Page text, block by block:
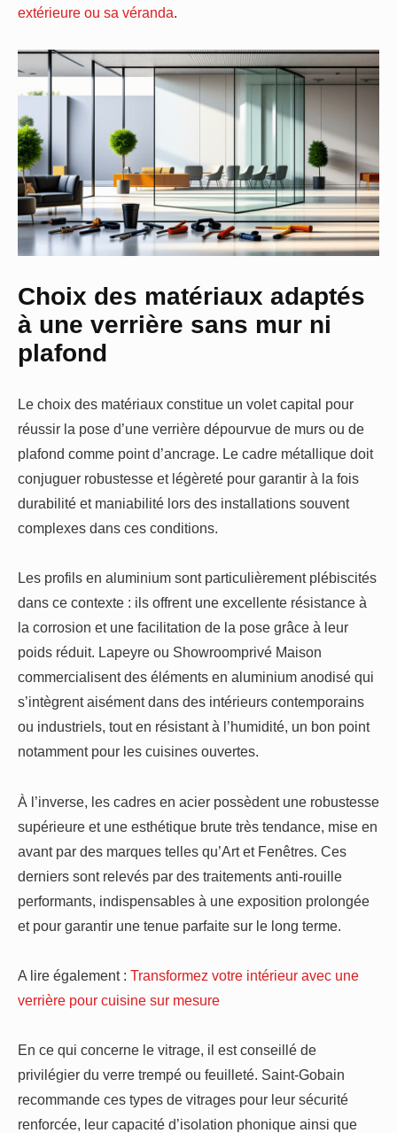
extérieure ou sa véranda.
Choix des matériaux adaptés
à une verrière sans mur ni
plafond
Le choix des matériaux constitue un volet capital pour
réussir la pose d’une verrière dépourvue de murs ou de
plafond comme point d’ancrage. Le cadre métallique doit
conjuguer robustesse et légèreté pour garantir à la fois
durabilité et maniabilité lors des installations souvent
complexes dans ces conditions.
Les profils en aluminium sont particulièrement plébiscités
dans ce contexte : ils offrent une excellente résistance à
la corrosion et une facilitation de la pose grâce à leur
poids réduit. Lapeyre ou Showroomprivé Maison
commercialisent des éléments en aluminium anodisé qui
s’intègrent aisément dans des intérieurs contemporains
ou industriels, tout en résistant à l’humidité, un bon point
notamment pour les cuisines ouvertes.
À l’inverse, les cadres en acier possèdent une robustesse
supérieure et une esthétique brute très tendance, mise en
avant par des marques telles qu’Art et Fenêtres. Ces
derniers sont relevés par des traitements anti-rouille
performants, indispensables à une exposition prolongée
et pour garantir une tenue parfaite sur le long terme.
A lire également : Transformez votre intérieur avec une
verrière pour cuisine sur mesure
En ce qui concerne le vitrage, il est conseillé de
privilégier du verre trempé ou feuilleté. Saint-Gobain
recommande ces types de vitrages pour leur sécurité
renforcée, leur capacité d’isolation phonique ainsi que